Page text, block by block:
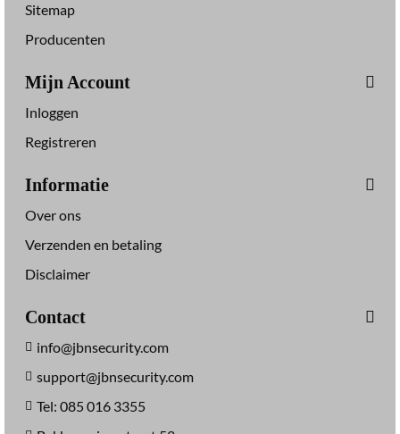
Sitemap
Producenten
Mijn Account
Inloggen
Registreren
Informatie
Over ons
Verzenden en betaling
Disclaimer
Contact
info@jbnsecurity.com
support@jbnsecurity.com
Tel: 085 016 3355